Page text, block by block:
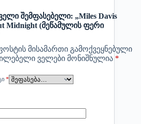
შემფასებელი: „Miles Davis
Midnight (მეწამულის ფერი
მისამართი გამოქვეყნებული
ველები მონიშნულია *
*